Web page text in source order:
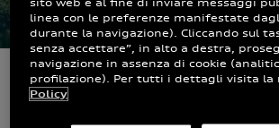
Frav S.r.l. -
sito web e al fine di inviare messaggi
linea con le preferenze manifestate
durante la navigazione). Cliccando sul
senza accettare”, in alto a destra,
navigazione in assenza di cookie
profilazione). Per tutti i dettagli visita la
Policy